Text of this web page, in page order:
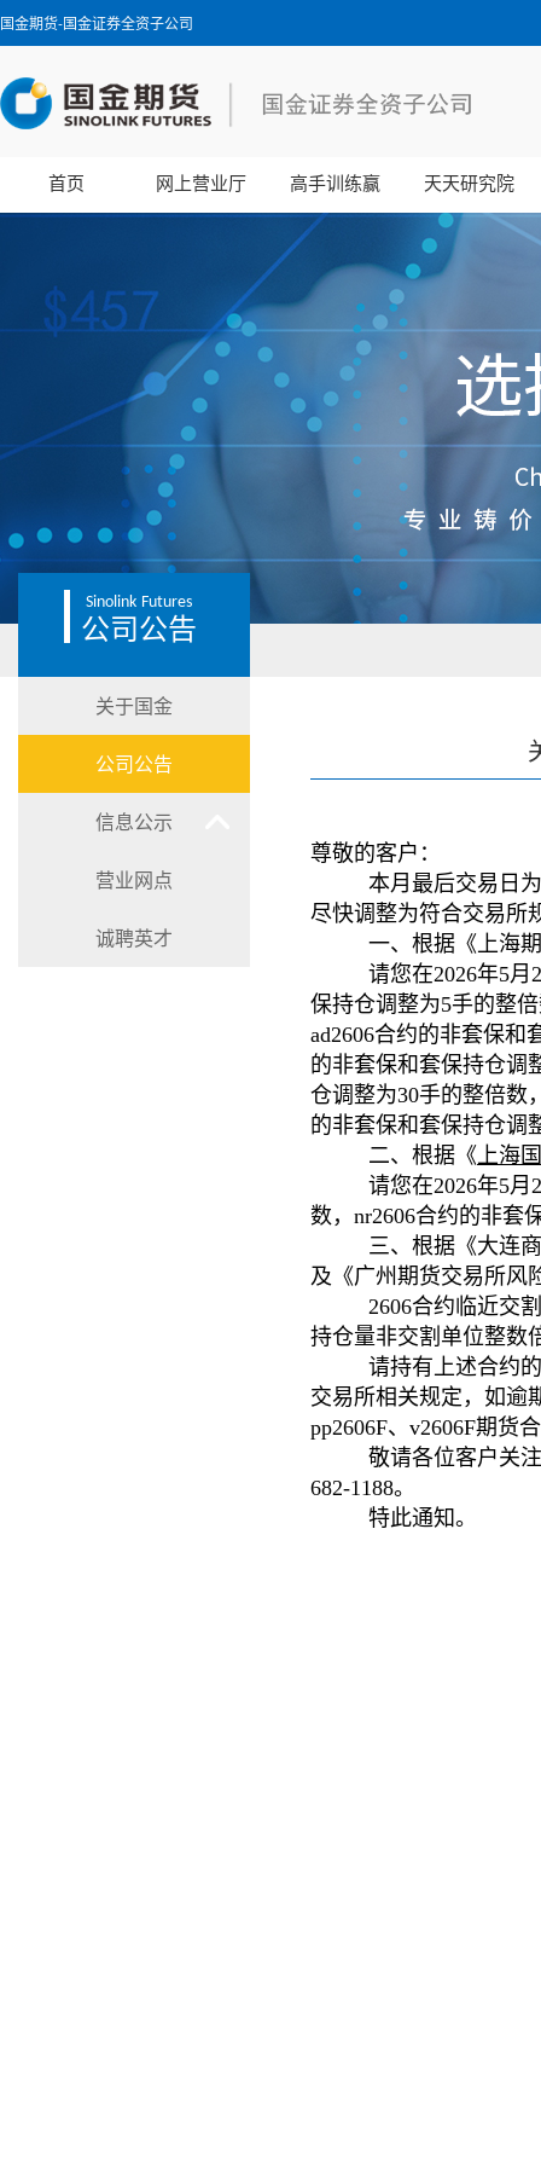
国金期货-国金证券全资子公司
首页 网上营业厅 高手训练赢 天天研究院
Sinolink Futures
公司公告
关于国金
公司公告
信息公示
营业网点
诚聘英才
尊敬的客户：
本月最后交易日
尽快调整为符合交易所
一、根据《上海
请您在2026年5月
保持仓调整为5手的整
ad2606合约的非套保和
的非套保和套保持仓调
仓调整为30手的整倍数
的非套保和套保持仓调
二、根据《上海
请您在2026年5
数，nr2606合约的非套
三、根据《大连
及《广州期货交易所风
2606合约临近交
持仓量非交割单位整数
请持有上述合约
交易所相关规定，如逾
pp2606F、v2606F期货
敬请各位客户关
682-1188。
特此通知。